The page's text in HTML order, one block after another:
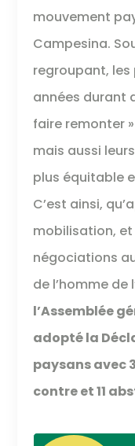
mouvement
Campesina.
regroupant,
années durant
faire remonter
mais aussi
plus équitable
C’est ainsi,
mobilisation, et
négociations
de l’homme de
l’Assemblée
adopté la
paysans avec
contre et 11